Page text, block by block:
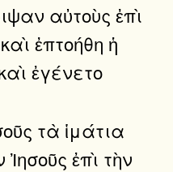
αὐτοὺς ἐπὶ
ἐπτοήθη ἡ
ἐγένετο
τὰ ἱμάτια
ἐπὶ τὴν